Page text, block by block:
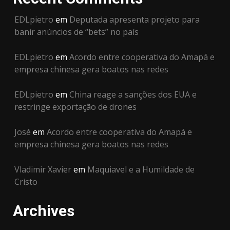
EDLpietro em Deputada apresenta projeto para
banir anúncios de “bets” no país
EDLpietro em Acordo entre cooperativa do Amapá e
empresa chinesa gera boatos nas redes
EDLpietro em China reage a sanções dos EUA e
restringe exportação de drones
José em Acordo entre cooperativa do Amapá e
empresa chinesa gera boatos nas redes
Vladimir Xavierem Maquiavel e a Humildade de
Cristo
Archives